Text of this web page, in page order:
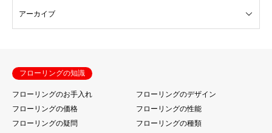
フローリングの知識
フローリングのお手入れ
フローリングのデザイン
フローリングの価格
フローリングの性能
フローリングの疑問
フローリングの種類